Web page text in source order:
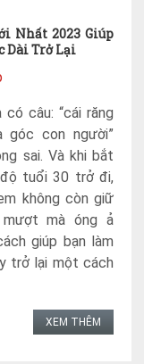
Nhất 2023 Giúp
Dài Trở Lại
có câu: “cái răng
con người”
sai. Và khi bắt
tuổi 30 trở đi,
không còn giữ
mà óng ả
giúp bạn làm
trở lại một cách
XEM THÊM